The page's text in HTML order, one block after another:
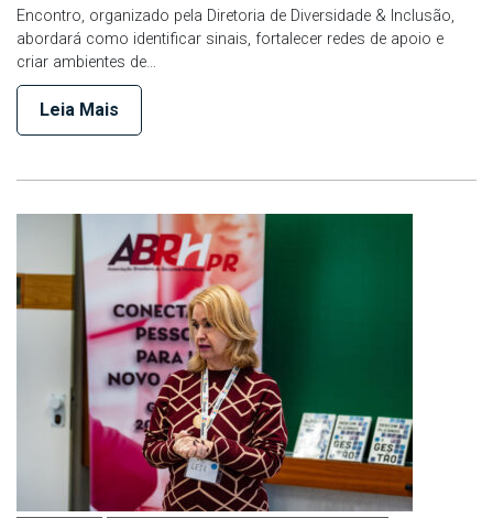
Encontro, organizado pela Diretoria de Diversidade & Inclusão,
abordará como identificar sinais, fortalecer redes de apoio e
criar ambientes de…
Leia Mais